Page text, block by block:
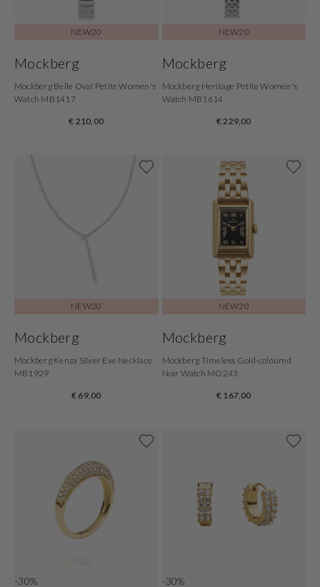
NEW20
Mockberg
Mockberg Belle Oval Petite Women's
Watch MB1417
€ 210,00
NEW20
Mockberg
Mockberg Heritage Petite Women's
Watch MB1614
€ 229,00
NEW20
Mockberg
Mockberg Kenza Silver Eve Necklace
MB1929
€ 69,00
NEW20
Mockberg
Mockberg Timeless Gold-coloured
Noir Watch MO243
€ 167,00
-30% -30%